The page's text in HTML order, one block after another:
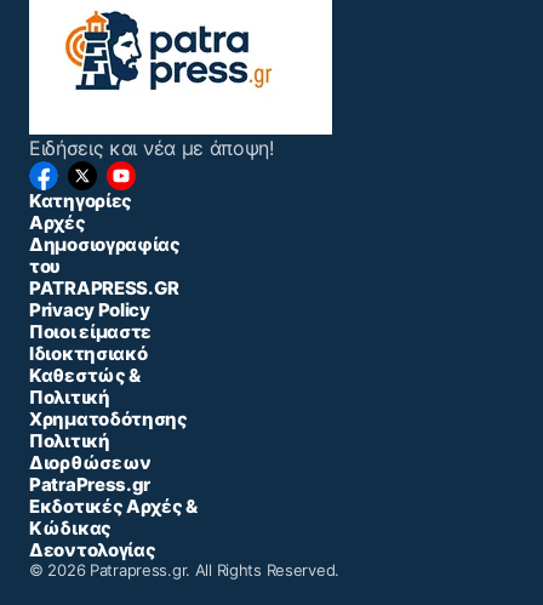
Ειδήσεις και νέα με άποψη!
Κατηγορίες
Αρχές
Δημοσιογραφίας
του
PATRAPRESS.GR
Privacy Policy
Ποιοι είμαστε
Ιδιοκτησιακό
Καθεστώς &
Πολιτική
Χρηματοδότησης
Πολιτική
Διορθώσεων
PatraPress.gr
Εκδοτικές Αρχές &
Κώδικας
Δεοντολογίας
© 2026 Patrapress.gr. All Rights Reserved.